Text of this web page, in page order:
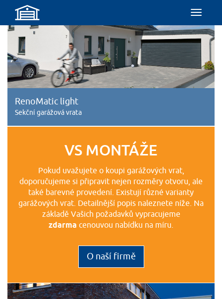
Menu
RenoMatic light
Sekční garážová vrata
VS MONTÁŽE
Pokud uvažujete o koupi garážových vrat,
doporučujeme si připravit nejen rozměry otvoru, ale
také barevné provedení. Existují různé varianty
garážových vrat. Detailnější popis naleznete níže. Na
základě Vašich požadavků vypracujeme
zdarma cenouvou nabídku na míru.
O naší firmě